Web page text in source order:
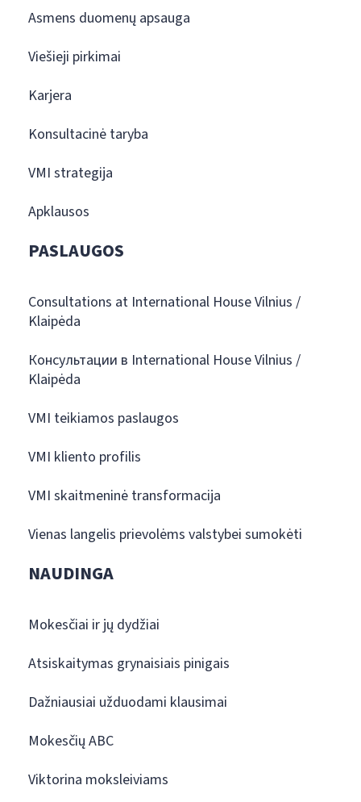
Asmens duomenų apsauga
Viešieji pirkimai
Karjera
Konsultacinė taryba
VMI strategija
Apklausos
PASLAUGOS
Consultations at International House Vilnius /
Klaipėda
Консультации в International House Vilnius /
Klaipėda
VMI teikiamos paslaugos
VMI kliento profilis
VMI skaitmeninė transformacija
Vienas langelis prievolėms valstybei sumokėti
NAUDINGA
Mokesčiai ir jų dydžiai
Atsiskaitymas grynaisiais pinigais
Dažniausiai užduodami klausimai
Mokesčių ABC
Viktorina moksleiviams